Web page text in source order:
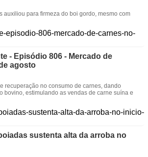
auxiliou para firmeza do boi gordo, mesmo com
- Episódio 806 - Mercado de
agosto
recuperação no consumo de carnes, dando
bovino, estimulando as vendas de carne suína e
sustenta alta da arroba no